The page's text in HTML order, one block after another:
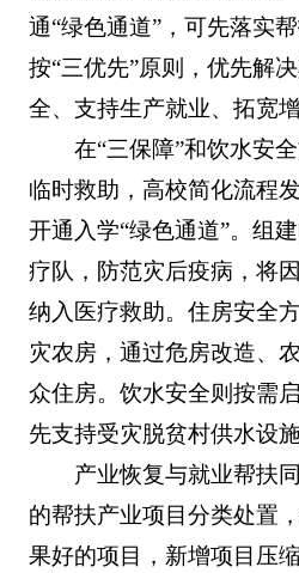
通“绿色通道”，可先落实
按“三优先”原则，优先解
全、支持生产就业、拓宽增
在“三保障”和饮水安
临时救助，高校简化流程
开通入学“绿色通道”。组
疗队，防范灾后疫病，将
纳入医疗救助。住房安全
灾农房，通过危房改造、
众住房。饮水安全则按需
先支持受灾脱贫村供水设
产业恢复与就业帮扶
的帮扶产业项目分类处置
果好的项目，新增项目压